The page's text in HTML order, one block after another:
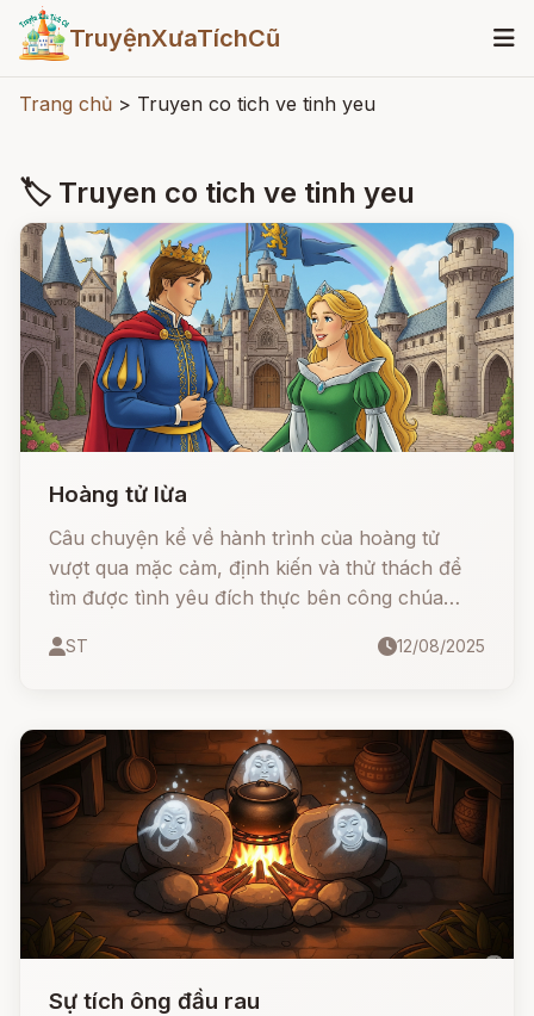
TruyệnXưaTíchCũ
Trang chủ > Truyen co tich ve tinh yeu
🏷 Truyen co tich ve tinh yeu
Hoàng tử lừa
Câu chuyện kể về hành trình của hoàng tử
vượt qua mặc cảm, định kiến và thử thách để
tìm được tình yêu đích thực bên công chúa
chân thành, hoàng tử đã chinh phục mọi người
ST 12/08/2025
Sự tích ông đầu rau